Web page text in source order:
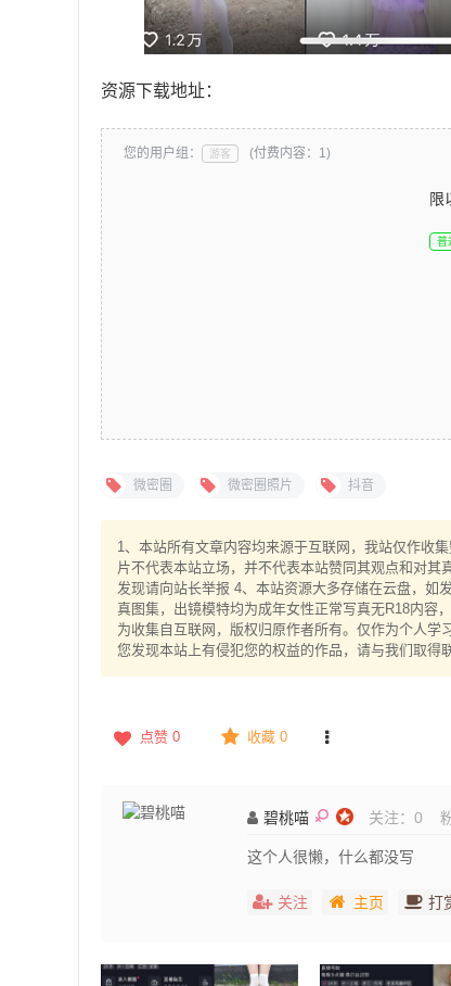
资源下载地址：
您的用户组： 游客 (付费内容：1)
限
普
微密圈 微密圈照片 抖音
1、本站所有文章内容均来源于互联网，我站仅作收
片不代表本站立场，并不代表本站赞同其观点和对
发现请向站长举报 4、本站资源大多存储在云盘，如
真图集，出镜模特均为成年女性正常写真无R18内容
为收集自互联网，版权归原作者所有。仅作为个人
您发现本站上有侵犯您的权益的作品，请与我们取得
点赞 0 收藏 0
碧桃喵 关注： 0 粉
这个人很懒，什么都没写
关注 主页 打